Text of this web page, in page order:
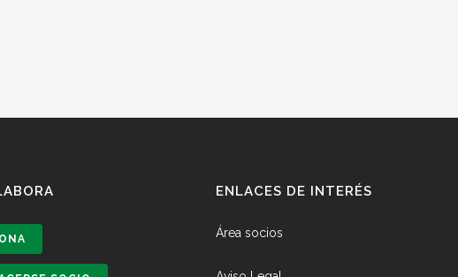
ENLACES DE INTERÉS
Área socios